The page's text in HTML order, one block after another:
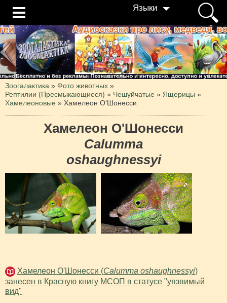
Языки
Зоогалактика » Фото животных »
Рептилии (Пресмыкающиеся) » Чешуйчатые » Ящерицы »
Хамелеоновые » Хамелеон О'Шонесси
Хамелеон О'Шонесси
Calumma
oshaughnessyi
Хамелеон О'Шонесси (Calumma oshaughnessyi)
занесен в Красную книгу МСОП в статусе "уязвимый
вид"